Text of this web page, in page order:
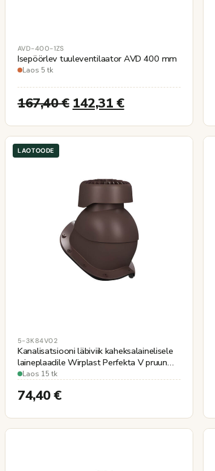
AVD-400-1ZS
Isepöörlev tuuleventilaator AVD 400 mm
Laos 5 tk
167,40€ 142,31 €
LAOTOODE
5-3K84V02
Kanalisatsiooni läbiviik kaheksalainelisele
laineplaadile Wirplast Perfekta V pruun
Ø110mm
Laos 15 tk
74,40€